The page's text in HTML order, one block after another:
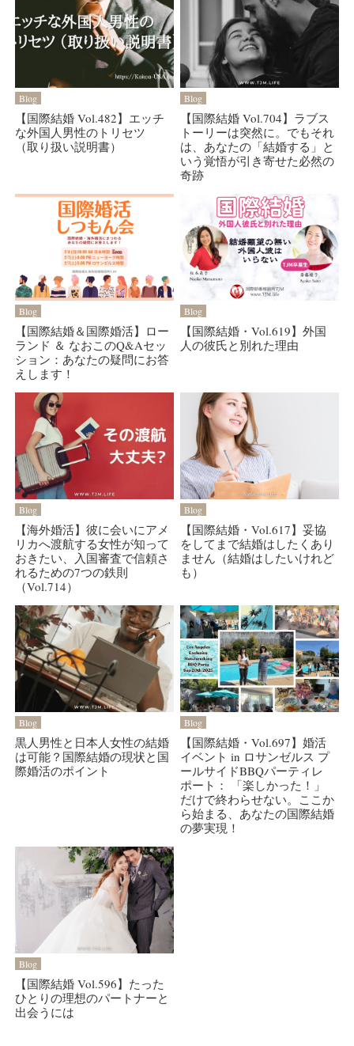
Blog
【国際結婚 Vol.482】エッチ
な外国人男性のトリセツ
（取り扱い説明書）
Blog
【国際結婚 Vol.704】ラブス
トーリーは突然に。でもそれ
は、あなたの「結婚する」と
いう覚悟が引き寄せた必然の
奇跡
Blog
【国際結婚＆国際婚活】ロー
ランド ＆ なおこのQ&Aセッ
ション：あなたの疑問にお答
えします！
Blog
【国際結婚・Vol.619】外国
人の彼氏と別れた理由
Blog
【海外婚活】彼に会いにアメ
リカへ渡航する女性が知って
おきたい、入国審査で信頼さ
れるための7つの鉄則
（Vol.714）
Blog
【国際結婚・Vol.617】妥協
をしてまで結婚はしたくあり
ません（結婚はしたいけれど
も）
Blog
黒人男性と日本人女性の結婚
は可能？国際結婚の現状と国
際婚活のポイント
Blog
【国際結婚・Vol.697】婚活
イベント in ロサンゼルス プ
ールサイドBBQパーティレ
ポート： 「楽しかった！」
だけで終わらせない。ここか
ら始まる、あなたの国際結婚
の夢実現！
Blog
【国際結婚 Vol.596】たった
ひとりの理想のパートナーと
出会うには